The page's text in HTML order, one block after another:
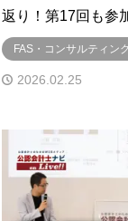
返り！第17回も参
FAS・コンサルティン
2026.02.25